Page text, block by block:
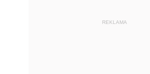
REKLAMA